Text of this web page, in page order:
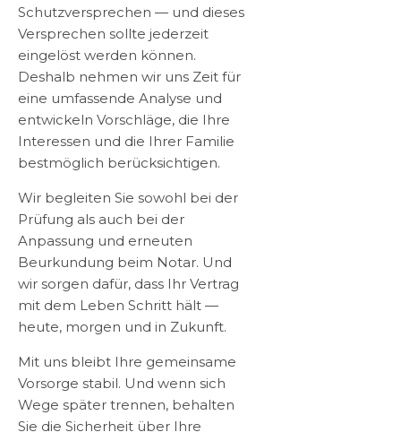
Schutzversprechen — und dieses
Versprechen sollte jederzeit
eingelöst werden können.
Deshalb nehmen wir uns Zeit für
eine umfassende Analyse und
entwickeln Vorschläge, die Ihre
Interessen und die Ihrer Familie
bestmöglich berücksichtigen.
Wir begleiten Sie sowohl bei der
Prüfung als auch bei der
Anpassung und erneuten
Beurkundung beim Notar. Und
wir sorgen dafür, dass Ihr Vertrag
mit dem Leben Schritt hält —
heute, morgen und in Zukunft.
Mit uns bleibt Ihre gemeinsame
Vorsorge stabil. Und wenn sich
Wege später trennen, behalten
Sie die Sicherheit über Ihre